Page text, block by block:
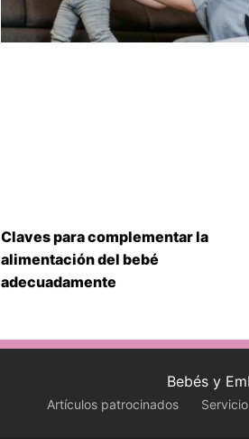
Claves para complementar la
alimentación del bebé
adecuadamente
Bebés y
Artículos patrocinados